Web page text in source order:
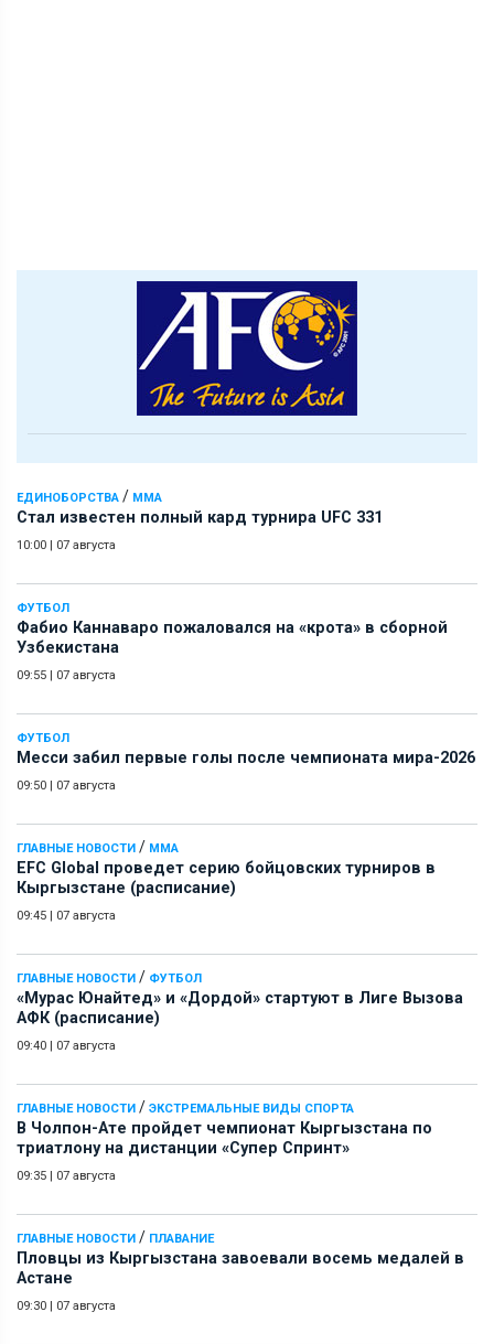
ЕДИНОБОРСТВА / ММА
Стал известен полный кард турнира UFC 331
10:00 | 07 августа
ФУТБОЛ
Фабио Каннаваро пожаловался на «крота» в сборной
Узбекистана
09:55 | 07 августа
ФУТБОЛ
Месси забил первые голы после чемпионата мира-2026
09:50 | 07 августа
ГЛАВНЫЕ НОВОСТИ / ММА
EFC Global проведет серию бойцовских турниров в
Кыргызстане (расписание)
09:45 | 07 августа
ГЛАВНЫЕ НОВОСТИ / ФУТБОЛ
«Мурас Юнайтед» и «Дордой» стартуют в Лиге Вызова
АФК (расписание)
09:40 | 07 августа
ГЛАВНЫЕ НОВОСТИ / ЭКСТРЕМАЛЬНЫЕ ВИДЫ СПОРТА
В Чолпон-Ате пройдет чемпионат Кыргызстана по
триатлону на дистанции «Супер Спринт»
09:35 | 07 августа
ГЛАВНЫЕ НОВОСТИ / ПЛАВАНИЕ
Пловцы из Кыргызстана завоевали восемь медалей в
Астане
09:30 | 07 августа